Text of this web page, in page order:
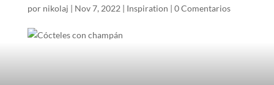
por nikolaj | Nov 7, 2022 | Inspiration | 0 Comentarios